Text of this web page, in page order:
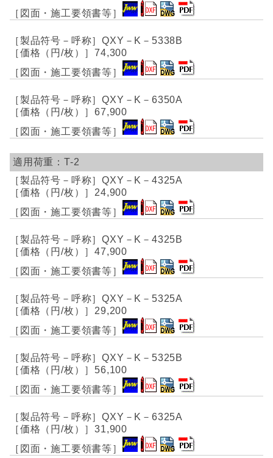
QXY－K－5338B
74,300
QXY－K－6350A
67,900
T-2
QXY－K－4325A
24,900
QXY－K－4325B
47,900
QXY－K－5325A
29,200
QXY－K－5325B
56,100
QXY－K－6325A
31,900